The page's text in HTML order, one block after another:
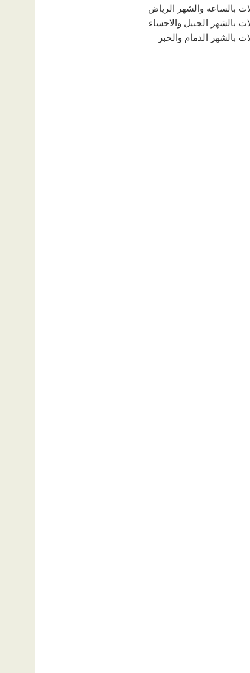
بالساعه والشهر الرياض
بالشهر الجبيل والاحساء
بالشهر الدمام والخبر